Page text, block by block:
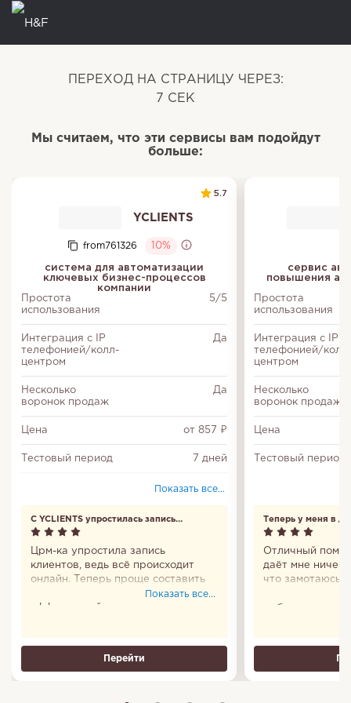
ПЕРЕХОД НА СТРАНИЦУ ЧЕРЕЗ:
6 СЕК
Мы считаем, что эти сервисы вам подойдут
больше:
5.7
YCLIENTS
from761326 10%
система для автоматизации
ключевых бизнес-процессов
компании
Простота
использования
5/5
Интеграция с IP
телефонией/колл-
центром
Да
Несколько
воронок продаж
Да
Цена от 857 ₽
Тестовый период 7 дней
Да
Облачное
хранилище (ГБ)
Многофакторная
авторизация
Да
российских
Показать все...
С YCLIENTS упростилась запись
клиентов
Црм-ка упростила запись
клиентов, ведь всё происходит
онлайн. Теперь проще составить
график и сделать работу
эффективней.
Показать все...
Перейти
сервис
повышения
Простота
использования
Интеграция с IP
телефонией/колл-
центром
Несколько
воронок продаж
Цена
Тестовый период
Теперь у меня в
Отличный
даёт мне
что замотаюсь
мобильное